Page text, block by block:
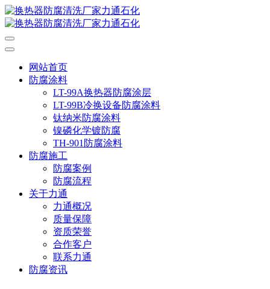
网站首页
防腐涂料
LT-99A换热器防腐涂层
LT-99B冷换设备防腐涂料
钛纳米防腐涂料
镍磷化学镀防腐
TH-901防腐涂料
防腐施工
防腐案例
防腐流程
关于力通
力通概况
质量保障
资质荣誉
合作客户
联系力通
防腐资讯